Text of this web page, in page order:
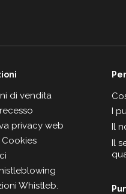
di vendita
privacy web
Cookies
Whistleb.
I
Il
Il